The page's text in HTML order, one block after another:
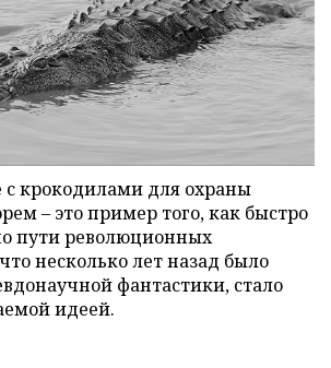
с крокодилами для охраны
– это пример того, как быстро
пути революционных
несколько лет назад было
фантастики, стало
идеей.